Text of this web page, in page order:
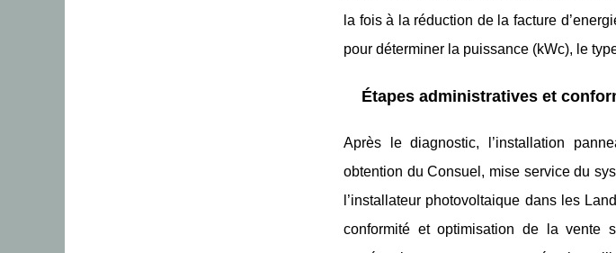
la fois à la réduction de la facture
pour déterminer la puissance (kWc), le
Étapes administratives et
Après le diagnostic, l’installation
obtention du Consuel, mise service du
l’installateur photovoltaique dans les
conformité et optimisation de la vente